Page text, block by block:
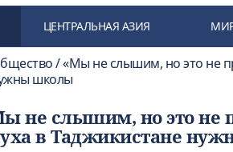
ЦЕНТРАЛЬНАЯ АЗИЯ
/ «Мы не слышим, но это не
школы
не слышим, но это не
в Таджикистане